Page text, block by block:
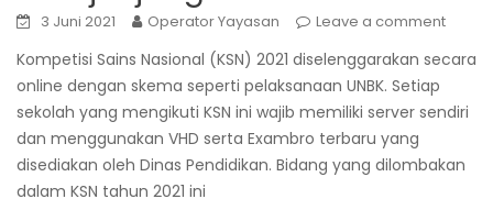
3 Juni 2021 Operator Yayasan Leave a comment
Kompetisi Sains Nasional (KSN) 2021 diselenggarakan secara
online dengan skema seperti pelaksanaan UNBK. Setiap
sekolah yang mengikuti KSN ini wajib memiliki server sendiri
dan menggunakan VHD serta Exambro terbaru yang
disediakan oleh Dinas Pendidikan. Bidang yang dilombakan
dalam KSN tahun 2021 ini